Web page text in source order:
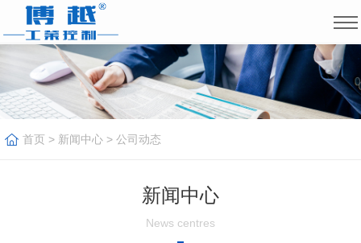
首页 > 新闻中心 > 公司动态
新闻中心
News centres